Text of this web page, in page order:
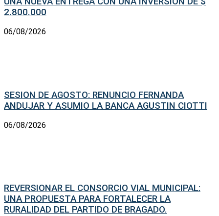
2.800.000
06/08/2026
SESION DE AGOSTO: RENUNCIO FERNANDA
ANDUJAR Y ASUMIO LA BANCA AGUSTIN CIOTTI
06/08/2026
REVERSIONAR EL CONSORCIO VIAL MUNICIPAL:
UNA PROPUESTA PARA FORTALECER LA
RURALIDAD DEL PARTIDO DE BRAGADO.